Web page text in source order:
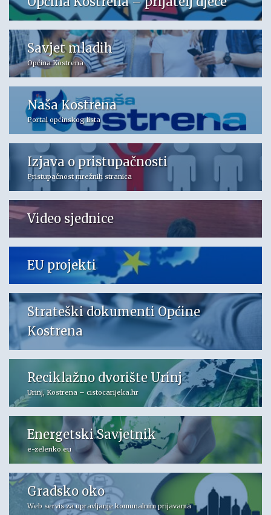
Savjet mladih
Općina Kostrena
Naša Kostrena
Portal općinskog lista
Izjava o pristupačnosti
Pristupačnost mrežnih stranica
Video sjednice
EU projekti
Strateški dokumenti Općine
Kostrena
Reciklažno dvorište Urinj
Urinj, Kostrena – cistocarijeka.hr
Energetski Savjetnik
e-zelenko.eu
Gradsko oko
Web servis za upravljanje komunalnim prijavama